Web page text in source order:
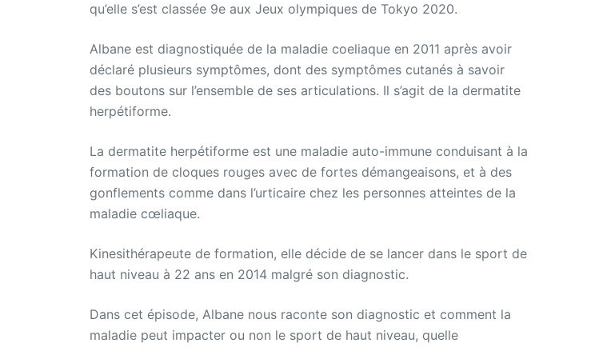
qu’elle s’est classée 9e aux Jeux olympiques de Tokyo 2020.
Albane est diagnostiquée de la maladie coeliaque en 2011 après avoir
déclaré plusieurs symptômes, dont des symptômes cutanés à savoir
des boutons sur l’ensemble de ses articulations. Il s’agit de la dermatite
herpétiforme.
La dermatite herpétiforme est une maladie auto-immune conduisant à la
formation de cloques rouges avec de fortes démangeaisons, et à des
gonflements comme dans l’urticaire chez les personnes atteintes de la
maladie cœliaque.
Kinesithérapeute de formation, elle décide de se lancer dans le sport de
haut niveau à 22 ans en 2014 malgré son diagnostic.
Dans cet épisode, Albane nous raconte son diagnostic et comment la
maladie peut impacter ou non le sport de haut niveau, quelle